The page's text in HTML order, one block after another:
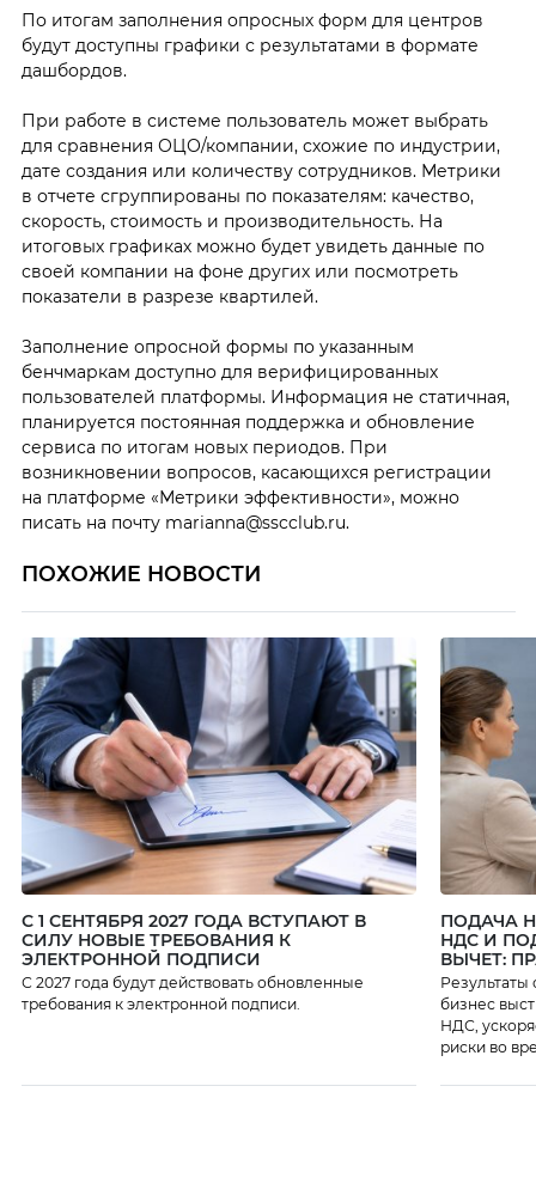
По итогам заполнения опросных форм для центров
будут доступны графики с результатами в формате
дашбордов.
При работе в системе пользователь может выбрать
для сравнения ОЦО/компании, схожие по индустрии,
дате создания или количеству сотрудников. Метрики
в отчете сгруппированы по показателям: качество,
скорость, стоимость и производительность. На
итоговых графиках можно будет увидеть данные по
своей компании на фоне других или посмотреть
показатели в разрезе квартилей.
Заполнение опросной формы по указанным
бенчмаркам доступно для верифицированных
пользователей платформы. Информация не статичная,
планируется постоянная поддержка и обновление
сервиса по итогам новых периодов. При
возникновении вопросов, касающихся регистрации
на платформе «Метрики эффективности», можно
писать на почту marianna@sscclub.ru.
ПОХОЖИЕ НОВОСТИ
С 1 СЕНТЯБРЯ 2027 ГОДА ВСТУПАЮТ В
СИЛУ НОВЫЕ ТРЕБОВАНИЯ К
ЭЛЕКТРОННОЙ ПОДПИСИ
С 2027 года будут действовать обновленные
требования к электронной подписи.
ПОДАЧА
НДС И
ВЫЧЕТ:
бизнес
НДС,
риски во